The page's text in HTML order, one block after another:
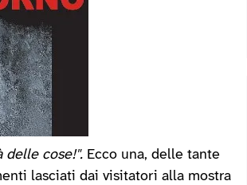
delle cose!". Ecco una, delle tante
lasciati dai visitatori alla mostra